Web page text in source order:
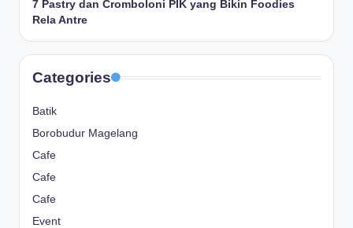
7 Pastry dan Cromboloni PIK yang Bikin Foodies
Rela Antre
Categories
Batik
Borobudur Magelang
Cafe
Cafe
Cafe
Event